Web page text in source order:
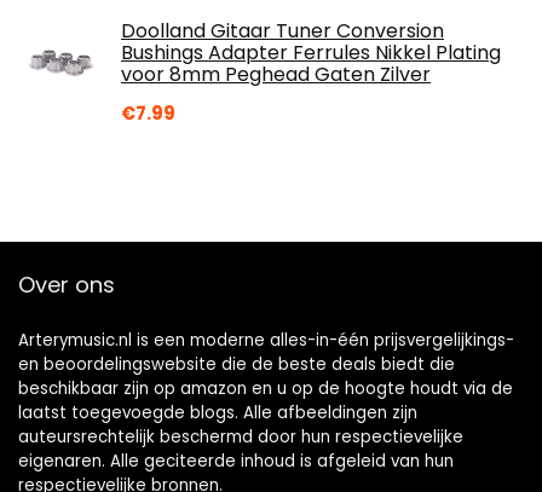
Doolland Gitaar Tuner Conversion
Bushings Adapter Ferrules Nikkel Plating
voor 8mm Peghead Gaten Zilver
€7.99
Over ons
Arterymusic.nl is een moderne alles-in-één prijsvergelijkings-
en beoordelingswebsite die de beste deals biedt die
beschikbaar zijn op amazon en u op de hoogte houdt via de
laatst toegevoegde blogs. Alle afbeeldingen zijn
auteursrechtelijk beschermd door hun respectievelijke
eigenaren. Alle geciteerde inhoud is afgeleid van hun
respectievelijke bronnen.